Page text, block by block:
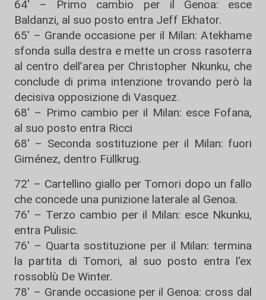
64' – Primo cambio per il Genoa: esce
Baldanzi, al suo posto entra Jeff Ekhator.
65' – Grande occasione per il Milan: Atekhame
sfonda sulla destra e mette un cross rasoterra
al centro dell’area per Christopher Nkunku, che
conclude di prima intenzione trovando però la
decisiva opposizione di Vasquez.
68' – Primo cambio per il Milan: esce Fofana,
al suo posto entra Ricci
68' – Seconda sostituzione per il Milan: fuori
Giménez, dentro Füllkrug.
72' – Cartellino giallo per Tomori dopo un fallo
che concede una punizione laterale al Genoa.
76' – Terzo cambio per il Milan: esce Nkunku,
entra Pulisic.
76' – Quarta sostituzione per il Milan: termina
la partita di Tomori, al suo posto entra l'ex
rossoblù De Winter.
78' – Grande occasione per il Genoa: cross dal